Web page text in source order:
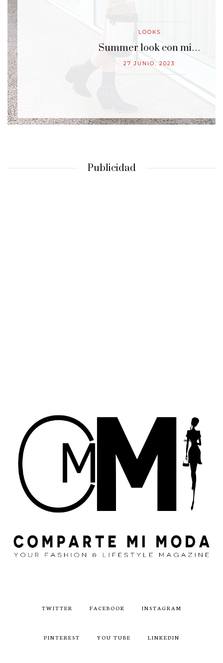
LOOKS
Summer look con mi…
27 JUNIO, 2023
Publicidad
TWITTER FACEBOOK INSTAGRAM
PINTEREST YOU TUBE LINKEDIN